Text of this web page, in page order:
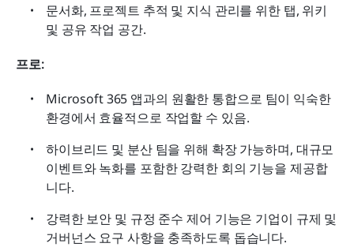
문서화, 프로젝트 추적 및 지식 관리를 위한 탭, 위키
및 공유 작업 공간.
프로:
Microsoft 365 앱과의 원활한 통합으로 팀이 익숙한
환경에서 효율적으로 작업할 수 있음.
하이브리드 및 분산 팀을 위해 확장 가능하며, 대규모
이벤트와 녹화를 포함한 강력한 회의 기능을 제공합
니다.
강력한 보안 및 규정 준수 제어 기능은 기업이 규제 및
거버넌스 요구 사항을 충족하도록 돕습니다.